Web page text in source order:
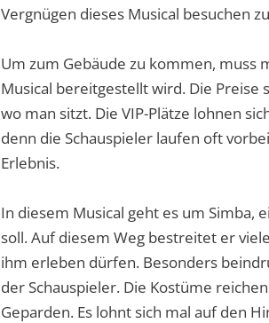
Vergnügen dieses Musical besuchen
Um zum Gebäude zu kommen, muss
Musical bereitgestellt wird. Die Preise
wo man sitzt. Die VIP-Plätze lohnen
denn die Schauspieler laufen oft
Erlebnis.
In diesem Musical geht es um Simba,
soll. Auf diesem Weg bestreitet er
ihm erleben dürfen. Besonders
der Schauspieler. Die Kostüme
Geparden. Es lohnt sich mal auf den